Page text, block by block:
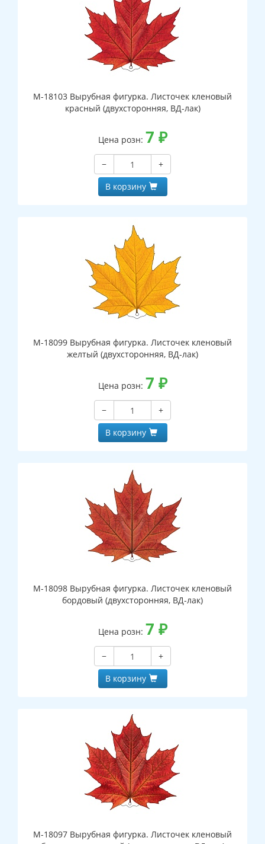
М-18103 Вырубная фигурка. Листочек кленовый
красный (двухсторонняя, ВД-лак)
Цена розн: 7 ₽
−
+
В корзину
М-18099 Вырубная фигурка. Листочек кленовый
желтый (двухсторонняя, ВД-лак)
Цена розн: 7 ₽
−
+
В корзину
М-18098 Вырубная фигурка. Листочек кленовый
бордовый (двухсторонняя, ВД-лак)
Цена розн: 7 ₽
−
+
В корзину
М-18097 Вырубная фигурка. Листочек кленовый